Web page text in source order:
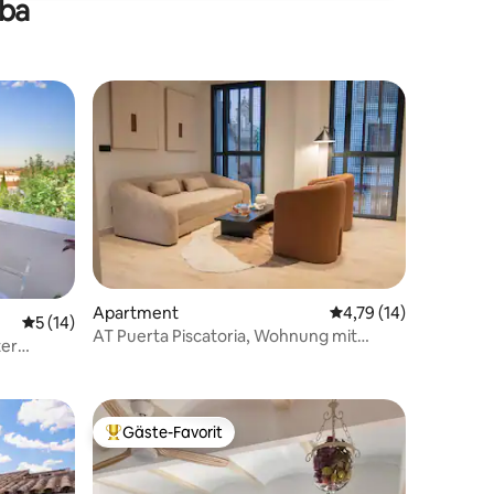
Bewertungen
Durchschnittliche Bewertung: 5 von 5, 14 Bewertungen
5 (14)
Apartment Durchschnittliche
4,79 (14)
AT Puerta Piscatoria, Wohnung mit
Beliebter Gäste-Favorit.
Gäste-Favorit